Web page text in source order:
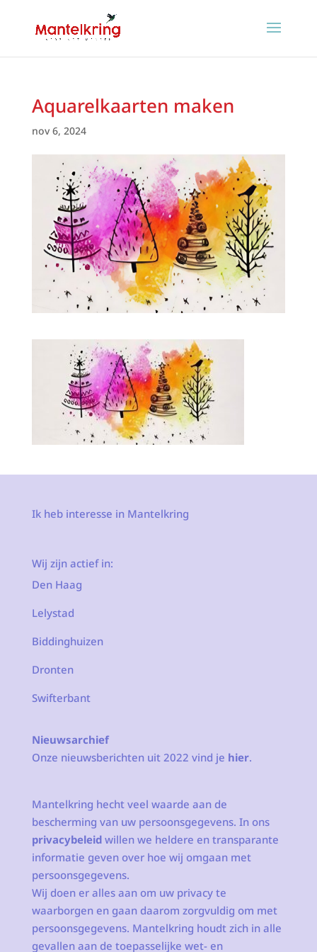
Aquarelkaarten maken
nov 6, 2024
Ik heb interesse in Mantelkring
Wij zijn actief in:
Den Haag
Lelystad
Biddinghuizen
Dronten
Swifterbant
Nieuwsarchief
Onze nieuwsberichten uit 2022 vind je hier.
Mantelkring hecht veel waarde aan de
bescherming van uw persoonsgegevens. In ons
privacybeleidwillen we heldere en transparante
informatie geven over hoe wij omgaan met
persoonsgegevens.
Wij doen er alles aan om uw privacy te
waarborgen en gaan daarom zorgvuldig om met
persoonsgegevens. Mantelkring houdt zich in alle
gevallen aan de toepasselijke wet- en